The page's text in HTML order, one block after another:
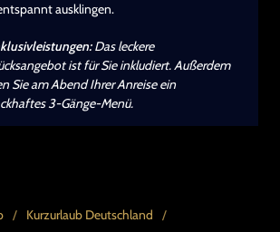
ausklingen.
Das leckere
ist für Sie inkludiert. Außerdem
Sie am Abend Ihrer Anreise ein
3-Gänge-Menü.
/ Kurzurlaub Deutschland
/